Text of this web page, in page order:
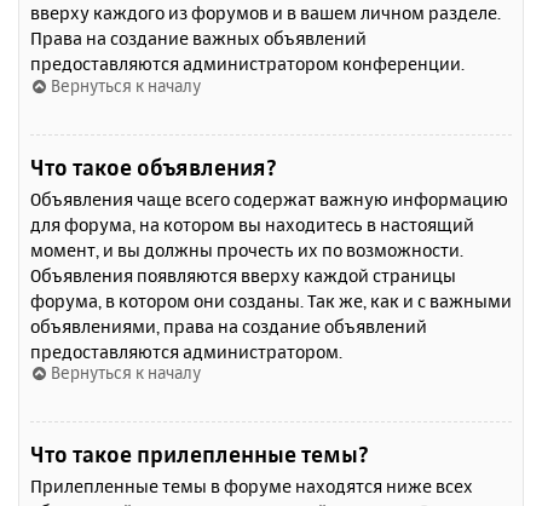
вверху каждого из форумов и в вашем личном разделе.
Права на создание важных объявлений
предоставляются администратором конференции.
Вернуться к началу
Что такое объявления?
Объявления чаще всего содержат важную информацию
для форума, на котором вы находитесь в настоящий
момент, и вы должны прочесть их по возможности.
Объявления появляются вверху каждой страницы
форума, в котором они созданы. Так же, как и с важными
объявлениями, права на создание объявлений
предоставляются администратором.
Вернуться к началу
Что такое прилепленные темы?
Прилепленные темы в форуме находятся ниже всех